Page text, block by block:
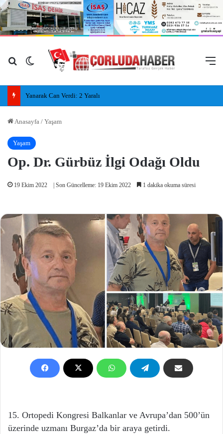
Arama yap ...
Dış görünümü değiştir
Yanarak Can Verdi: 2 Yaralı
Anasayfa / Yaşam
Yaşam
Op. Dr. Gürbüz İlgi Odağı Oldu
19 Ekim 2022 | Son Güncelleme: 19 Ekim 2022 1 dakika okuma süresi
15. Ortopedi Kongresi Balkanlar ve Avrupa’dan 500’ün
üzerinde uzmanı Burgaz’da bir araya getirdi.